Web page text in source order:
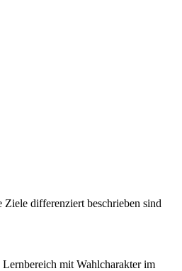
differenziert beschrieben sind
mit Wahlcharakter im